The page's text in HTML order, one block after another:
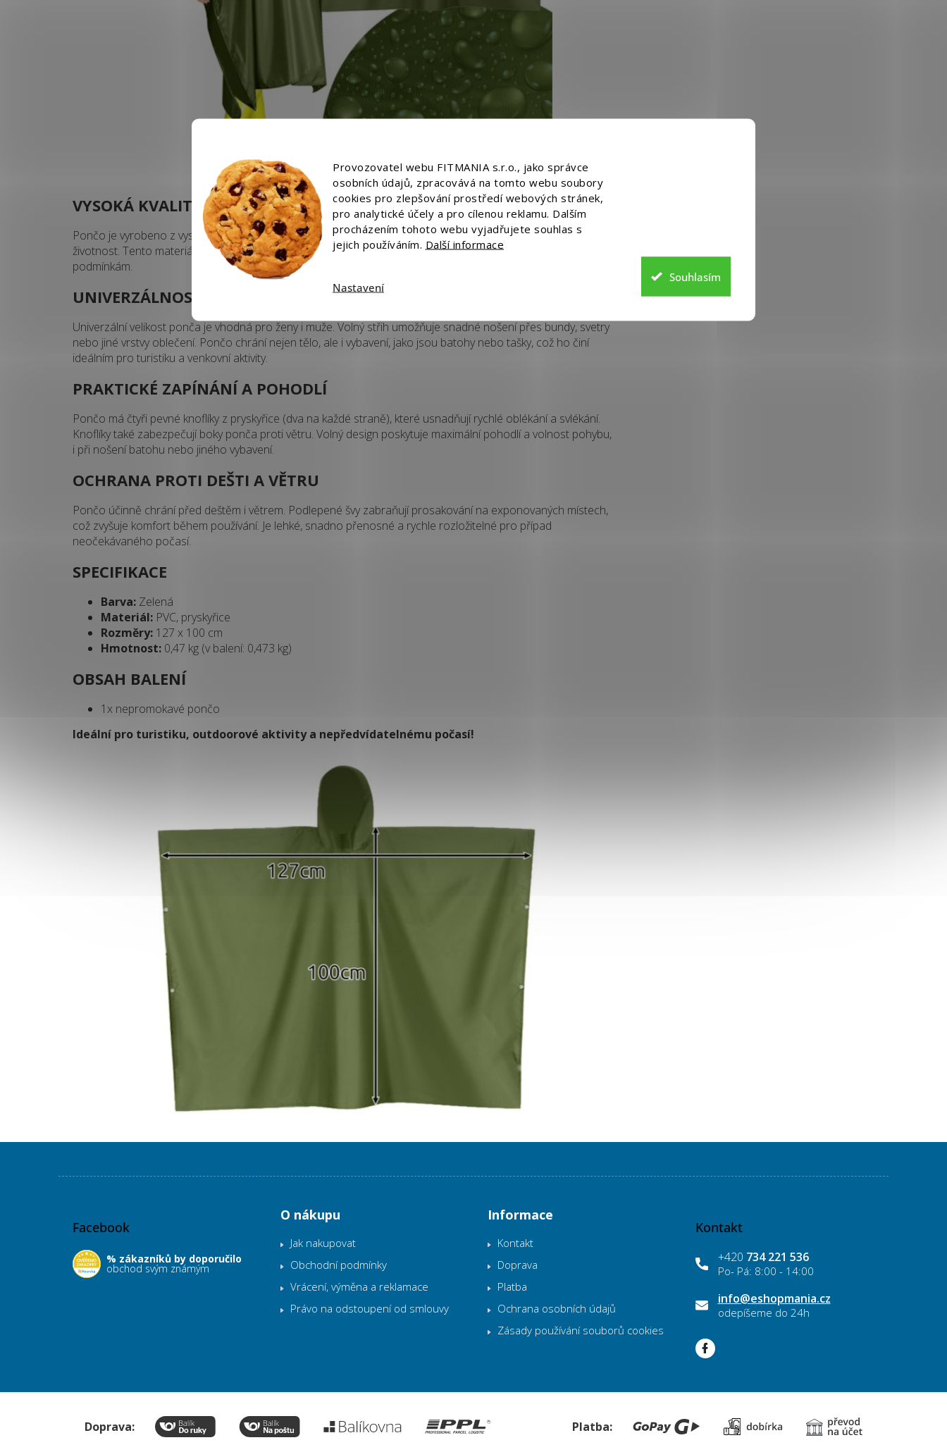
Provozovatel webu FITMANIA s.r.o., jako správce
osobních údajů, zpracovává na tomto webu soubory
cookies pro zlepšování prostředí webových stránek,
pro analytické účely a pro cílenou reklamu. Dalším
procházením tohoto webu vyjadřujete souhlas s
jejich používáním. Další informace
Nastavení
Souhlasím
VYSOKÁ KVALITA MATERIÁLU A ODOLNOST
Pončo je vyrobeno z vysoce kvalitního PVC, které zajišťuje výjimečnou odolnost proti roztržení a dlouhou
životnost. Tento materiál je snadno omyvatelný, nepropouští vodu a odolá i náročným povětrnostním
podmínkám.
UNIVERZÁLNOST A FUNKČNOST
Univerzální velikost ponča je vhodná pro ženy i muže. Volný střih umožňuje snadné nošení přes bundy, svetry
nebo jiné vrstvy oblečení. Pončo chrání nejen tělo, ale i vybavení, jako jsou batohy nebo tašky, což ho činí
ideálním pro turistiku a venkovní aktivity.
PRAKTICKÉ ZAPÍNÁNÍ A POHODLÍ
Pončo má čtyři pevné knoflíky z pryskyřice (dva na každé straně), které usnadňují rychlé oblékání a svlékání.
Knoflíky také zabezpečují boky ponča proti větru. Volný design poskytuje maximální pohodlí a volnost pohybu,
i při nošení batohu nebo jiného vybavení.
OCHRANA PROTI DEŠTI A VĚTRU
Pončo účinně chrání před deštěm i větrem. Podlepené švy zabraňují prosakování na exponovaných místech,
což zvyšuje komfort během používání. Je lehké, snadno přenosné a rychle rozložitelné pro případ
neočekávaného počasí.
SPECIFIKACE
Barva: Zelená
Materiál: PVC, pryskyřice
Rozměry: 127 x 100 cm
Hmotnost: 0,47 kg (v balení: 0,473 kg)
OBSAH BALENÍ
1x nepromokavé pončo
Ideální pro turistiku, outdoorové aktivity a nepředvídatelnému počasí!
Facebook
% zákazníků by doporučilo
obchod svým známým
O nákupu
Jak nakupovat
Obchodní podmínky
Vrácení, výměna a reklamace
Právo na odstoupení od smlouvy
Informace
Kontakt
Doprava
Platba
Ochrana osobních údajů
Zásady používání souborů cookies
Kontakt
info@eshopmania.cz
+420 734 221 536
Doprava: Platba: